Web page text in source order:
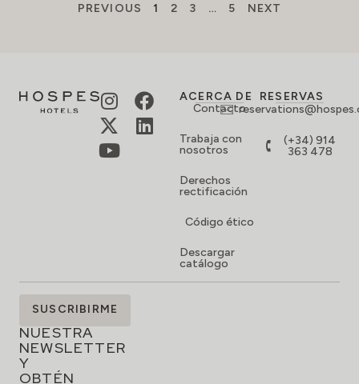
PREVIOUS 1 2 3 … 5 NEXT
ACERCA DE
Contacto
Trabaja con
nosotros
Derechos
rectificación
Código ético
Descargar
catálogo
RESERVAS
(+34) 914
363 478
SUSCRÍBETE
NUESTRA
NEWSLETTER
Y
OBTÉN
SUSCRIBIRME